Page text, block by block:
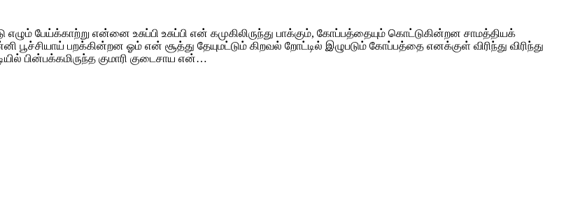
பேய்க்காற்று என்னை உசுப்பி உசுப்பி என் கமுகிலிருந்து பாக்கும், கோப்பத்தையும் கொட்டுகின்றன சாமத்தியக்
பூச்சியாய் பறக்கின்றன ஓம் என் சூத்து தேயுமட்டும் கிறவல் றோட்டில் இழுபடும் கோப்பத்தை எனக்குள் விரிந்து விரிந்து
பின்பக்கமிருந்த குமாரி குடைசாய என்…